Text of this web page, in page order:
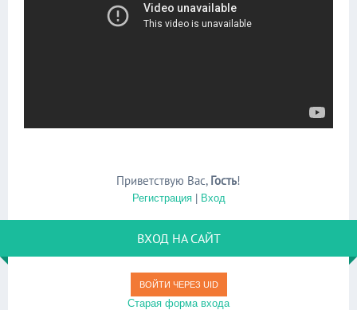
Приветствую Вас, Гость!
Регистрация| Вход
ВХОД НА САЙТ
ВОЙТИ ЧЕРЕЗ UID
Старая форма входа